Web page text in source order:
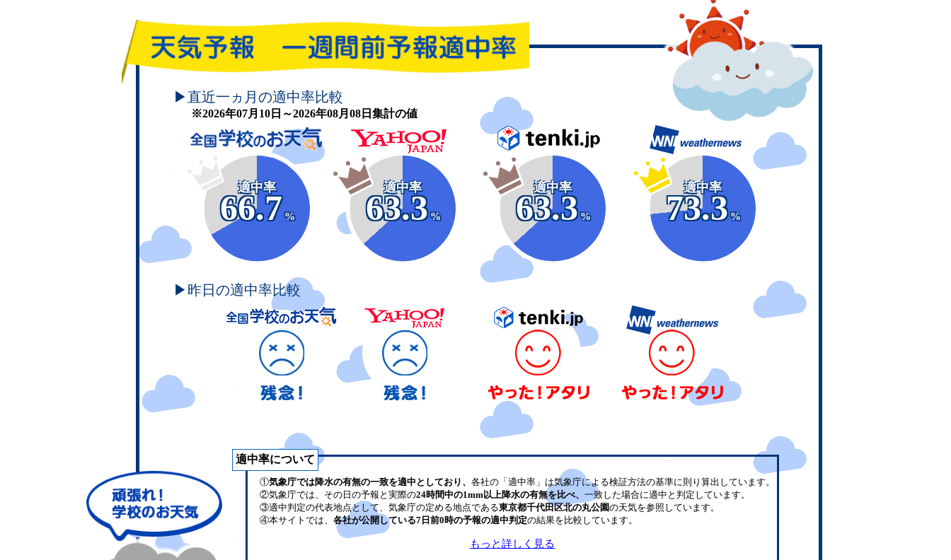
頑張れ！学校のお天気
▶直近一ヵ月の適中率比較
※2026年07月10日～2026年08月08日集計の値
適中率
66.7
%
適中率
63.3
%
適中率
63.3
%
適中率
73.3
%
▶昨日の適中率比較
適中率について
①気象庁では降水の有無の一致を適中としており、 各社の「適中率」は気象庁による検証方法の基準に則り算出しています。
②気象庁では、その日の予報と実際の24時間中の1mm以上降水の有無を比べ、 一致した場合に適中と判定しています。
③適中判定の代表地点として、気象庁の定める地点である東京都千代田区北の丸公園の天気を参照しています。
④本サイトでは、 各社が公開している7日前0時の予報の適中判定の結果を比較しています。
もっと詳しく見る